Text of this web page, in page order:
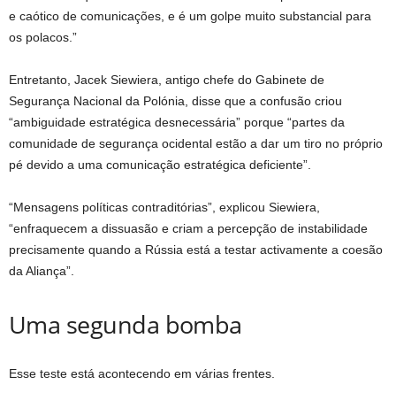
e caótico de comunicações, e é um golpe muito substancial para
os polacos.”
Entretanto, Jacek Siewiera, antigo chefe do Gabinete de
Segurança Nacional da Polónia, disse que a confusão criou
“ambiguidade estratégica desnecessária” porque “partes da
comunidade de segurança ocidental estão a dar um tiro no próprio
pé devido a uma comunicação estratégica deficiente”.
“Mensagens políticas contraditórias”, explicou Siewiera,
“enfraquecem a dissuasão e criam a percepção de instabilidade
precisamente quando a Rússia está a testar activamente a coesão
da Aliança”.
Uma segunda bomba
Esse teste está acontecendo em várias frentes.